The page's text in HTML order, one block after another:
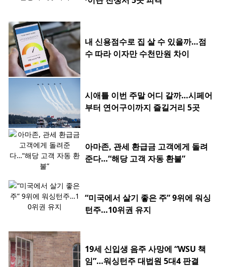
내 신용점수로 집 살 수 있을까…점
수 따라 이자만 수천만원 차이
시애틀 이번 주말 어디 갈까…시페어
부터 연어구이까지 즐길거리 5곳
아마존, 관세 환급금 고객에게 돌려
준다…“해당 고객 자동 환불”
“미국에서 살기 좋은 주” 9위에 워싱
턴주…10위권 유지
19세 신입생 음주 사망에 “WSU 책
임”…워싱턴주 대법원 5대4 판결